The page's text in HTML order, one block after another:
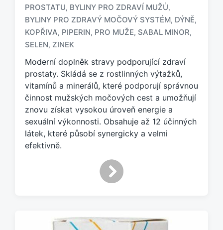
O
z
n
č
e
n
o
a
g
e
m
PROSTATU, BYLINY PRO ZDRAVÍ MUŽŮ,
BYLINY PRO ZDRAVÝ MOČOVÝ SYSTÉM, DÝNĚ,
KOPŘIVA, PIPERIN, PRO MUŽE, SABAL MINOR,
SELEN, ZINEK
Moderní doplněk stravy podporující zdraví
prostaty. Skládá se z rostlinných výtažků,
vitamínů a minerálů, které podporují správnou
činnost mužských močových cest a umožňují
znovu získat vysokou úroveň energie a
sexuální výkonnosti. Obsahuje až 12 účinných
látek, které působí synergicky a velmi
efektivně.